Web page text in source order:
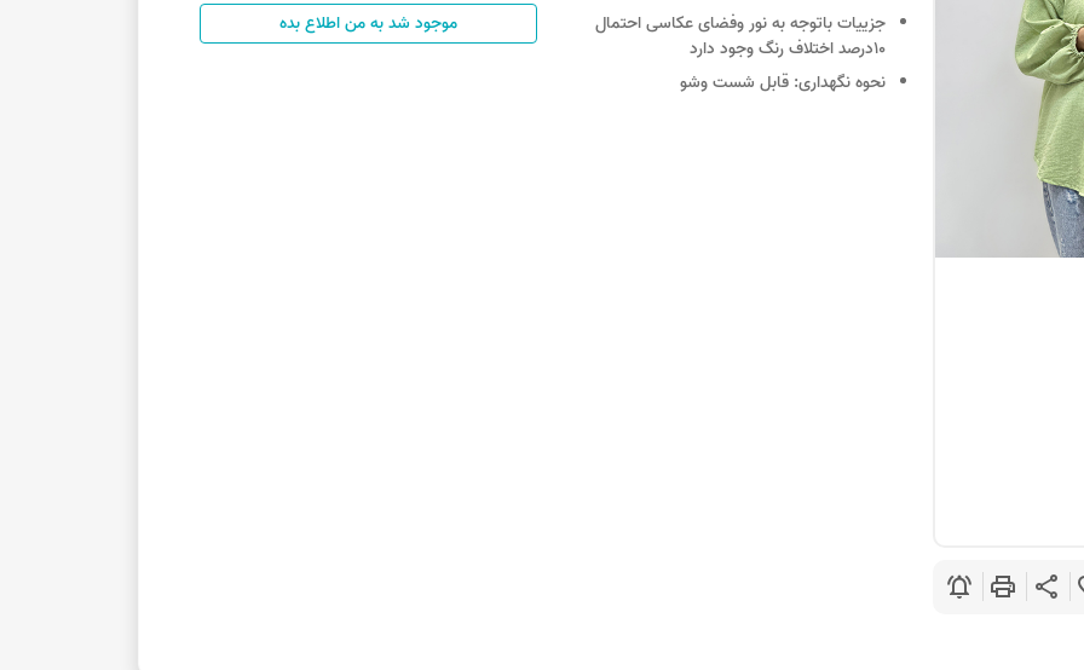
share
print
notifications_active
جزییاتباتوجه به نور وفضای عکاسی احتمال
10درصد اختلاف رنگ وجود دارد
نحوه نگهداری: قابل شست وشو
موجود شد به من اطلاع بده